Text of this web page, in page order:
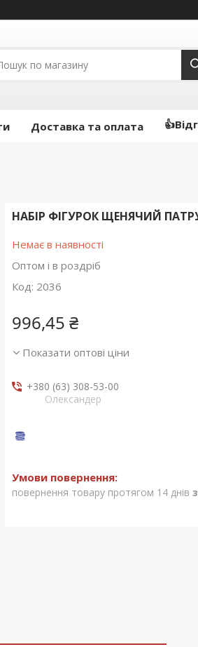
Доставка та оплата
НАБІР ФІГУРОК ЩЕНЯЧИЙ
Немає в наявності
Оптом і в роздріб
Код: 2036
996,45 ₴
Показати оптові ціни
+380 (63) 308-53-00
Олександер
повернення товару протягом 14 днів